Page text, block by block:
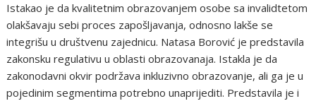
Istakao je da kvalitetnim obrazovanjem osobe sa invalidtetom
olakšavaju sebi proces zapošljavanja, odnosno lakše se
integrišu u društvenu zajednicu. Natasa Borović je predstavila
zakonsku regulativu u oblasti obrazovanaja. Istakla je da
zakonodavni okvir podržava inkluzivno obrazovanje, ali ga je u
pojedinim segmentima potrebno unaprijediti. Predstavila je i